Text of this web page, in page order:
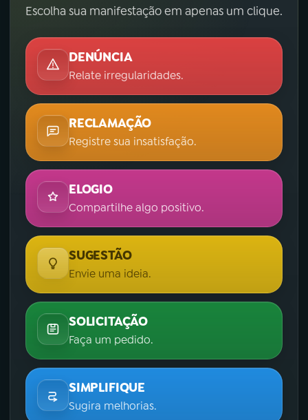
TikTok
Escolha sua manifestação em apenas um clique.
DENÚNCIA
Relate irregularidades.
RECLAMAÇÃO
Registre sua insatisfação.
ELOGIO
Compartilhe algo positivo.
SUGESTÃO
Envie uma ideia.
SOLICITAÇÃO
Faça um pedido.
SIMPLIFIQUE
Sugira melhorias.